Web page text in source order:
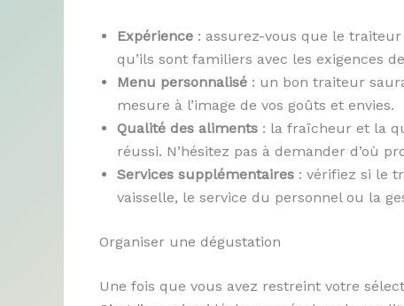
Expérience : assurez-vous que le traiteur
qu’ils sont familiers avec les exigences
Menu personnalisé : un bon traiteur
mesure à l’image de vos goûts et envies.
Qualité des aliments : la fraîcheur et la
réussi. N’hésitez pas à demander d’où
Services supplémentaires : vérifiez si le
vaisselle, le service du personnel ou la
Organiser une dégustation
Une fois que vous avez restreint votre